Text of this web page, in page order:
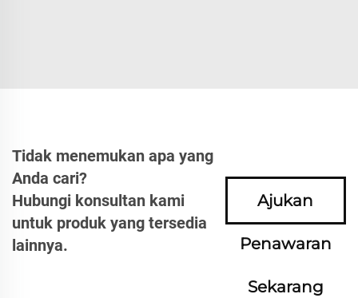
Tidak menemukan apa yang
Anda cari?
Hubungi konsultan kami
untuk produk yang tersedia
lainnya.
Ajukan
Penawaran
Sekarang